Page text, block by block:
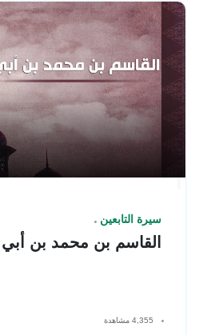
سيرة التابعين
القاسم بن محمد بن أبي
4,355 مشاهدة